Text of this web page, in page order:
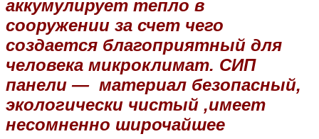
аккумулирует тепло в
сооружении за счет чего
создается благоприятный для
человека микроклимат. СИП
панели — материал безопасный,
экологически чистый ,имеет
несомненно широчайшее